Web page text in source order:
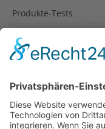
Produkte-Tests
Rezepte
Spanien
Südtirol